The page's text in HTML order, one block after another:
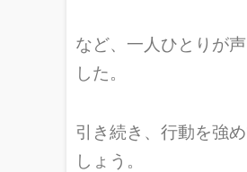
など、一人ひとりが
した。
引き続き、行動を強
しょう。